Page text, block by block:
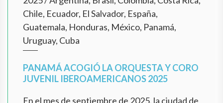
Chile, Ecuador, El Salvador, España,
Guatemala, Honduras, México, Panamá,
Uruguay, Cuba
PANAMÁ ACOGIÓ LA ORQUESTA Y CORO
JUVENIL IBEROAMERICANOS 2025
En el mes de septiembre de 2025, la ciudad de